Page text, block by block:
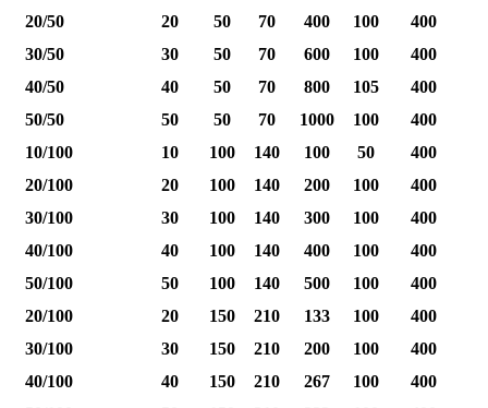
20/50
20 50 70 400 100 400
30/50
30 50 70 600 100 400
40/50
40 50 70 800 105 400
50/50
50 50 70 1000 100 400
10/100
10 100 140 100 50 400
20/100
20 100 140 200 100 400
30/100
30 100 140 300 100 400
40/100
40 100 140 400 100 400
50/100
50 100 140 500 100 400
20/100
20 150 210 133 100 400
30/100
30 150 210 200 100 400
40/100
40 150 210 267 100 400